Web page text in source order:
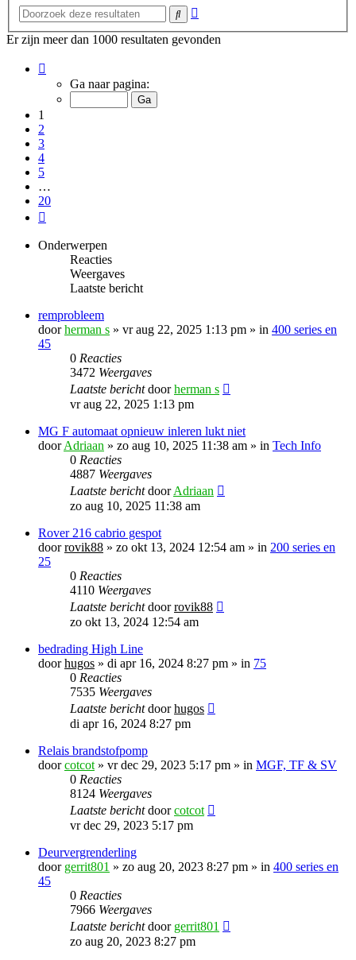
Zoek
Er zijn meer dan 1000 resultaten gevonden
van
Ga naar pagina:
1
2
3
4
5
…
20
Onderwerpen
Reacties
Weergaves
Laatste bericht
remprobleem
doorherman s » vr aug 22, 2025 1:13 pm » in 400 series en
45
0 Reacties
3472 Weergaves
Laatste berichtdoorherman s
vr aug 22, 2025 1:13 pm
MG F automaat opnieuw inleren lukt niet
doorAdriaan » zo aug 10, 2025 11:38 am » in Tech Info
0 Reacties
4887 Weergaves
Laatste berichtdoorAdriaan
zo aug 10, 2025 11:38 am
Rover 216 cabrio gespot
doorrovik88 » zo okt 13, 2024 12:54 am » in 200 series en
25
0 Reacties
4110 Weergaves
Laatste berichtdoorrovik88
zo okt 13, 2024 12:54 am
bedrading High Line
doorhugos » di apr 16, 2024 8:27 pm » in 75
0 Reacties
7535 Weergaves
Laatste berichtdoorhugos
di apr 16, 2024 8:27 pm
Relais brandstofpomp
doorcotcot » vr dec 29, 2023 5:17 pm » in MGF, TF & SV
0 Reacties
8124 Weergaves
Laatste berichtdoorcotcot
vr dec 29, 2023 5:17 pm
Deurvergrenderling
door gerrit801 » zo aug 20, 2023 8:27 pm » in 400 series en
45
0 Reacties
7966 Weergaves
Laatste berichtdoor gerrit801
zo aug 20, 2023 8:27 pm